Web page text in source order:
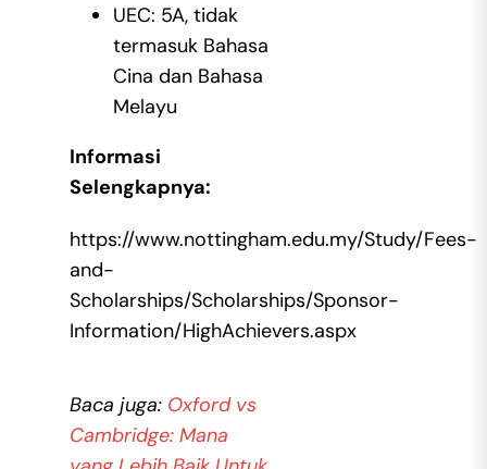
UEC: 5A, tidak
termasuk Bahasa
Cina dan Bahasa
Melayu
Informasi
Selengkapnya:
https://www.nottingham.edu.my/Study/Fees-
and-
Scholarships/Scholarships/Sponsor-
Information/HighAchievers.aspx
Baca juga: Oxford vs
Cambridge: Mana